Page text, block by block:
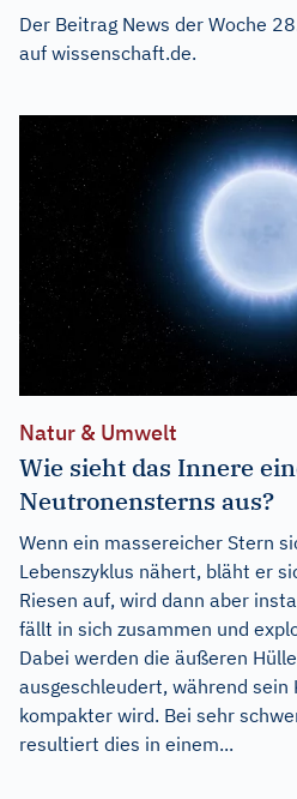
Der Beitrag News der Woche
auf wissenschaft.de.
Natur & Umwelt
Wie sieht das Innere
Neutronensterns aus?
Wenn ein massereicher Stern
Lebenszyklus nähert, bläht er
Riesen auf, wird dann aber
fällt in sich zusammen und
Dabei werden die äußeren
ausgeschleudert, während
kompakter wird. Bei sehr
resultiert dies in einem...